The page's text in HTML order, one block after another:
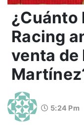
¿Cuánto
Racing
venta de
5:24 Pm